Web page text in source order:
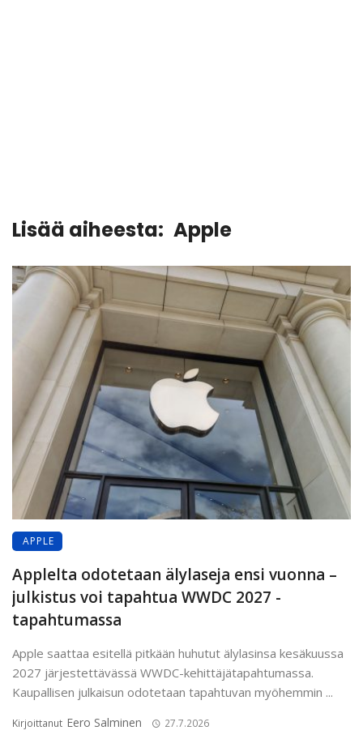
Lisää aiheesta: Apple
APPLE
Applelta odotetaan älylaseja ensi vuonna –
julkistus voi tapahtua WWDC 2027 -
tapahtumassa
Apple saattaa esitellä pitkään huhutut älylasinsa kesäkuussa
2027 järjestettävässä WWDC-kehittäjätapahtumassa.
Kaupallisen julkaisun odotetaan tapahtuvan myöhemmin ...
Kirjoittanut Eero Salminen 27.7.2026